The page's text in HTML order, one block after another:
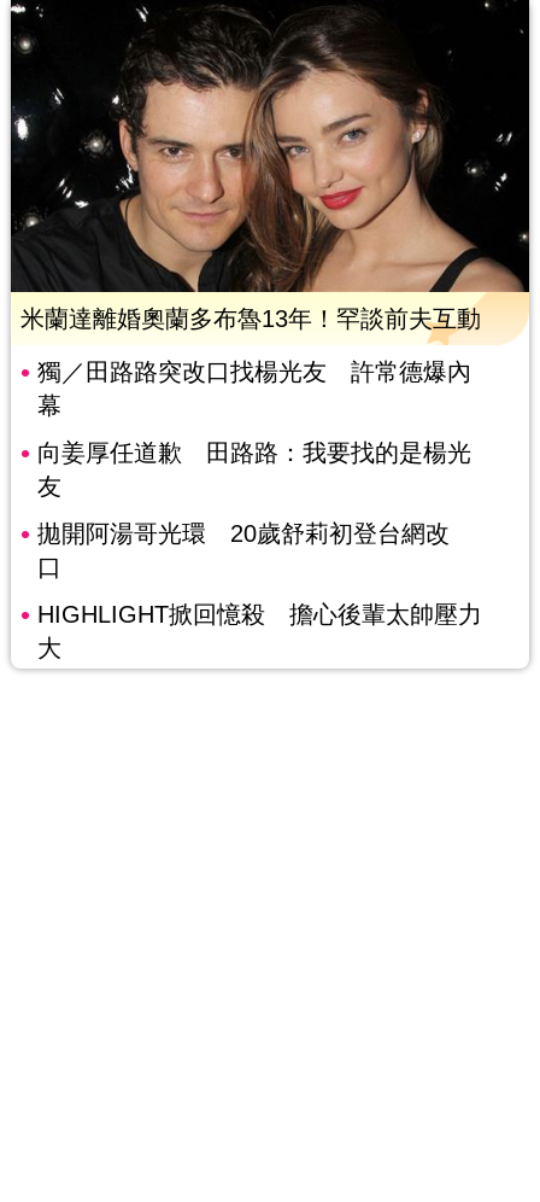
米蘭達離婚奧蘭多布魯13年！罕談前夫互動
獨／田路路突改口找楊光友 許常德爆內
幕
向姜厚任道歉 田路路：我要找的是楊光
友
拋開阿湯哥光環 20歲舒莉初登台網改
口
HIGHLIGHT掀回憶殺 擔心後輩太帥壓力
大